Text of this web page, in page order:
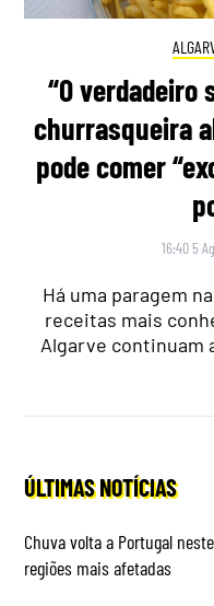
“O verdadeiro
churrasqueira
pode comer
16:40 5
Há uma paragem
receitas mais
Algarve continuam
ÚLTIMAS NOTÍCIAS
Chuva volta a Portugal
regiões mais afetadas